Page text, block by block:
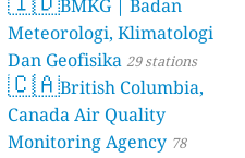
BMKG | Badan
Meteorologi, Klimatologi
Dan Geofisika 29 stations
🇨🇦British Columbia,
Canada Air Quality
Monitoring Agency 78